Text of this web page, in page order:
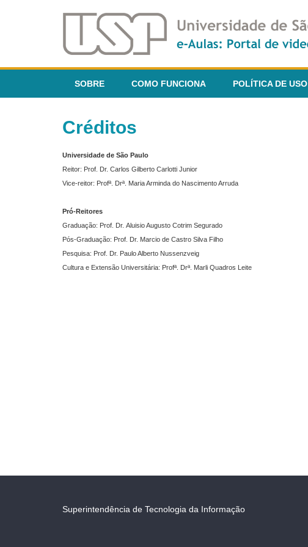
SOBRE COMO FUNCIONA POLÍTICA DE USO
Créditos
Universidade de São Paulo
Reitor: Prof. Dr. Carlos Gilberto Carlotti Junior
Vice-reitor: Profª. Drª. Maria Arminda do Nascimento Arruda
Pró-Reitores
Graduação: Prof. Dr. Aluisio Augusto Cotrim Segurado
Pós-Graduação: Prof. Dr. Marcio de Castro Silva Filho
Pesquisa: Prof. Dr. Paulo Alberto Nussenzveig
Cultura e Extensão Universitária: Profª. Drª. Marli Quadros Leite
Superintendência de Tecnologia da Informação